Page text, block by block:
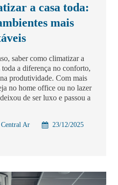
a casa toda:
mais
saber como climatizar a
a diferença no conforto,
produtividade. Com mais
no home office ou no lazer
de ser luxo e passou a
Ar
23/12/2025